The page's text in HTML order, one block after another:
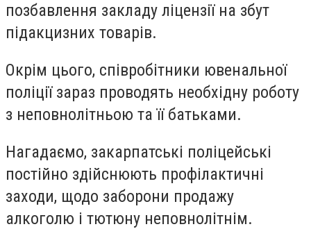
позбавлення закладу ліцензії на збут
підакцизних товарів.
Окрім цього, співробітники ювенальної
поліції зараз проводять необхідну роботу
з неповнолітньою та її батьками.
Нагадаємо, закарпатські поліцейські
постійно здійснюють профілактичні
заходи, щодо заборони продажу
алкоголю і тютюну неповнолітнім.